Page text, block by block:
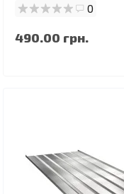
0
490.00 грн.